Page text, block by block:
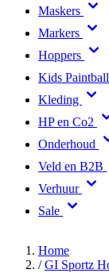
Paintball Sets
Maskers
Markers
Hoppers
Kids Paintball
Kleding
HP en Co2
Onderhoud
Veld en B2B
Verhuur
Home